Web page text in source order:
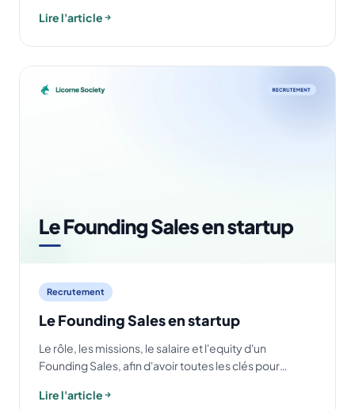
secteur.
Lire l'article
Recrutement
Le Founding Sales en startup
Le rôle, les missions, le salaire et l'equity d'un
Founding Sales, afin d'avoir toutes les clés pour
Lire l'article